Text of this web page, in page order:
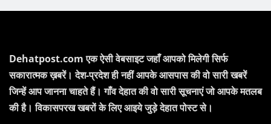
Dehatpost.com एक ऐसी वेबसाइट जहाँ आपको मिलेगी सिर्फ
सकारात्मक ख़बरें। देश-प्रदेश ही नहीं आपके आसपास की वो सारी खबरें
जिन्हें आप जानना चाहते हैं। गाँव देहात की वो सारी सूचनाएं जो आपके मतलब
की है। विकासपरख खबरों के लिए आइये जुड़े देहात पोस्ट से।